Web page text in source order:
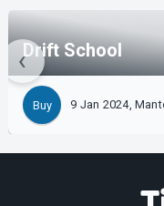
Drift School
Buy 9 Jan 2024,